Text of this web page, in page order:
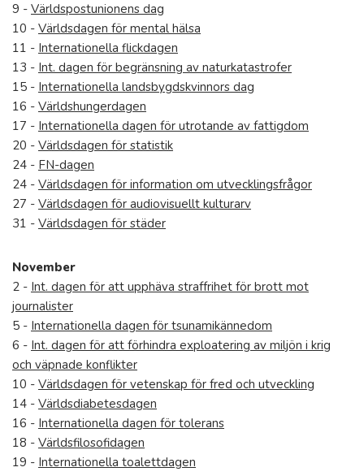
9 - Världspostunionens dag
10 - Världsdagen för mental hälsa
11 - Internationella flickdagen
13 - Int. dagen för begränsning av naturkatastrofer
15 - Internationella landsbygdskvinnors dag
16 - Världshungerdagen
17 - Internationella dagen för utrotande av fattigdom
20 - Världsdagen för statistik
24 - FN-dagen
24 - Världsdagen för information om utvecklingsfrågor
27 - Världsdagen för audiovisuellt kulturarv
31 - Världsdagen för städer
November
2 - Int. dagen för att upphäva straffrihet för brott mot
journalister
5 - Internationella dagen för tsunamikännedom
6 - Int. dagen för att förhindra exploatering av miljön i krig
och väpnade konflikter
10 - Världsdagen för vetenskap för fred och utveckling
14 - Världsdiabetesdagen
16 - Internationella dagen för tolerans
18 - Världsfilosofidagen
19 - Internationella toalettdagen